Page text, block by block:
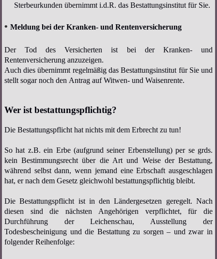
Sterbeurkunden übernimmt i.d.R. das Bestattungsinstitut für Sie.
• Meldung bei der Kranken- und Rentenversicherung
Der Tod des Versicherten ist bei der Kranken- und
Rentenversicherung anzuzeigen.
Auch dies übernimmt regelmäßig das Bestattungsinstitut für Sie und
stellt sogar noch den Antrag auf Witwen- und Waisenrente.
Wer ist bestattungspflichtig?
Die Bestattungspflicht hat nichts mit dem Erbrecht zu tun!
So hat z.B. ein Erbe (aufgrund seiner Erbenstellung) per se grds.
kein Bestimmungsrecht über die Art und Weise der Bestattung,
während selbst dann, wenn jemand eine Erbschaft ausgeschlagen
hat, er nach dem Gesetz gleichwohl bestattungspflichtig bleibt.
Die Bestattungspflicht ist in den Ländergesetzen geregelt. Nach
diesen sind die nächsten Angehörigen verpflichtet, für die
Durchführung der Leichenschau, Ausstellung der
Todesbescheinigung und die Bestattung zu sorgen – und zwar in
folgender Reihenfolge: